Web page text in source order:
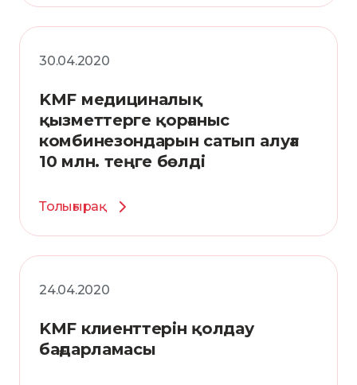
30.04.2020
KMF медициналық
қызметтерге қорғаныс
комбинезондарын сатып алуға
10 млн. теңге бөлді
Толығырақ
24.04.2020
KMF клиенттерін қолдау
бағдарламасы